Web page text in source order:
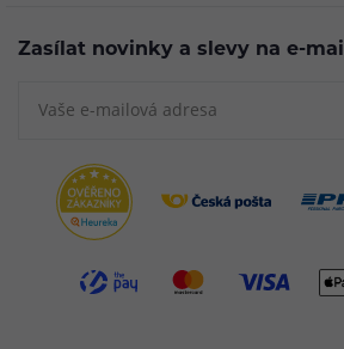
Zasílat novinky a slevy na e-mail